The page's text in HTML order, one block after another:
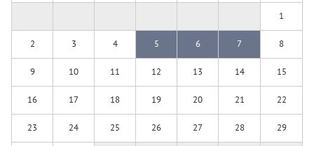
1
2 3 4 5 6 7 8
9 10 11 12 13 14 15
16 17 18 19 20 21 22
23 24 25 26 27 28 29